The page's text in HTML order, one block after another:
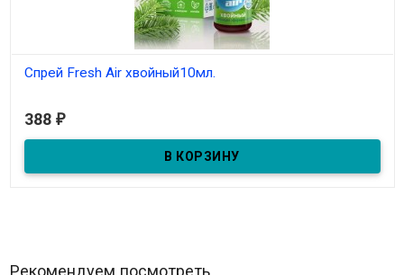
Спрей Fresh Air хвойный10мл.
мяты.
388 ₽